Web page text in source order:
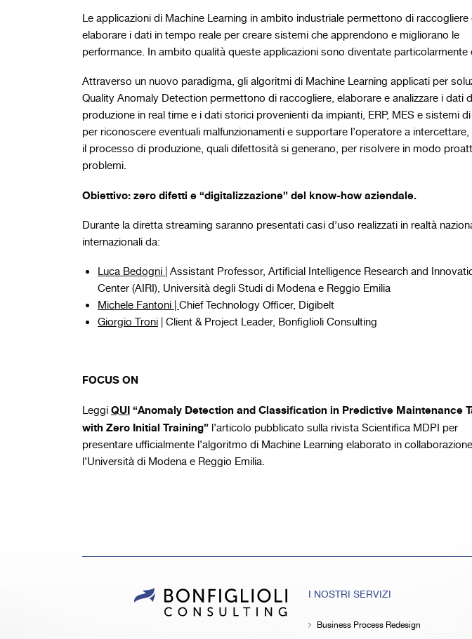
Le applicazioni di Machine Learning in ambito industriale permettono di raccogliere
elaborare i dati in tempo reale per creare sistemi che apprendono e migliorano le
performance. In ambito qualità queste applicazioni sono diventate particolarmente
Attraverso un nuovo paradigma, gli algoritmi di Machine Learning applicati per
Quality Anomaly Detection permettono di raccogliere, elaborare e analizzare i dati
produzione in real time e i dati storici provenienti da impianti, ERP, MES e sistemi
per riconoscere eventuali malfunzionamenti e supportare l’operatore a
il processo di produzione, quali difettosità si generano, per risolvere in modo
problemi.
Obiettivo: zero difetti e “digitalizzazione” del know-how aziendale.
Durante la diretta streaming saranno presentati casi d’uso realizzati in realtà
internazionali da:
Luca Bedogni |Assistant Professor, Artificial Intelligence Research and
Center (AIRI), Università degli Studi di Modena e Reggio Emilia
Michele Fantoni |Chief Technology Officer, Digibelt
Giorgio Troni | Client & Project Leader, Bonfiglioli Consulting
FOCUS ON
LeggiQUI“Anomaly Detection and Classification in Predictive Maintenance
with Zero Initial Training” l’articolo pubblicato sulla rivista Scientifica MDPI per
presentare ufficialmente l’algoritmo di Machine Learning elaborato in
l’Università di Modena e Reggio Emilia.
I NOSTRI SERVIZI
Business Process Redesign